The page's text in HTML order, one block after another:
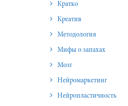
Кратко
Креатив
Методология
Мифы о запахах
Мозг
Нейромаркетинг
Нейропластичность